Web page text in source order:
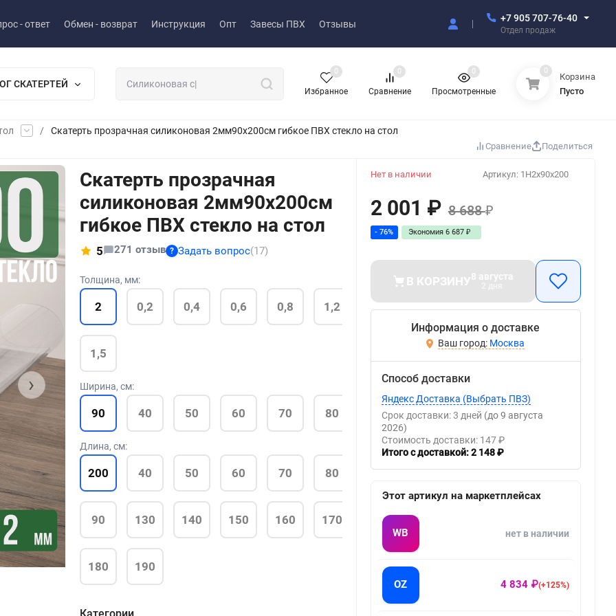
- ответ Обмен - возврат Инструкция Опт Завесы ПВХ Отзывы
+7 905 707-76-40
Отдел продаж
СКАТЕРТЕЙ
Избранное
0
Сравнение
0
Просмотренные
0 0
Корзина
Пусто
/ Скатерть прозрачная силиконовая 2мм90x200см гибкое ПВХ стекло на стол
Сравнение Поделиться
›
Скатерть прозрачная
силиконовая 2мм90x200см
гибкое ПВХ стекло на стол
5 271 отзыв ? Задать вопрос(17)
Толщина, мм:
2 0,2 0,4 0,6 0,8 1,2
1,5
Ширина, см:
90 40 50 60 70 80
Длина, см:
200 40 50 60 70 80
90 130 140 150 160 170
180 190
Артикул: 1H2x90x200
Нет в наличии
2 001 ₽ 8 688₽
- 76% Экономия 6 687 ₽
В КОРЗИНУ8 августа
Информация о доставке
Москва
Способ доставки
Яндекс Доставка (Выбрать ПВЗ)
Срок доставки: 3 дней (до 9 августа
2026)
Стоимость доставки: 147 ₽
Итого с доставкой: 2 148 ₽
Этот артикул на маркетплейсах
WB нет в наличии
OZ 4 834 ₽(+125%)